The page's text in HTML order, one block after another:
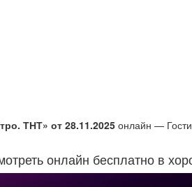
ТНТ» от 28.11.2025 онлайн —
онлайн бесплатно в